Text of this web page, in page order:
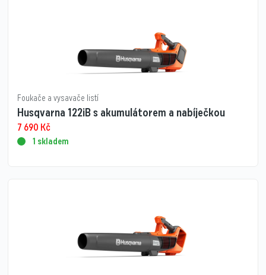
Foukače a vysavače listí
Husqvarna 122iB s akumulátorem a nabíječkou
7 690 Kč
1 skladem